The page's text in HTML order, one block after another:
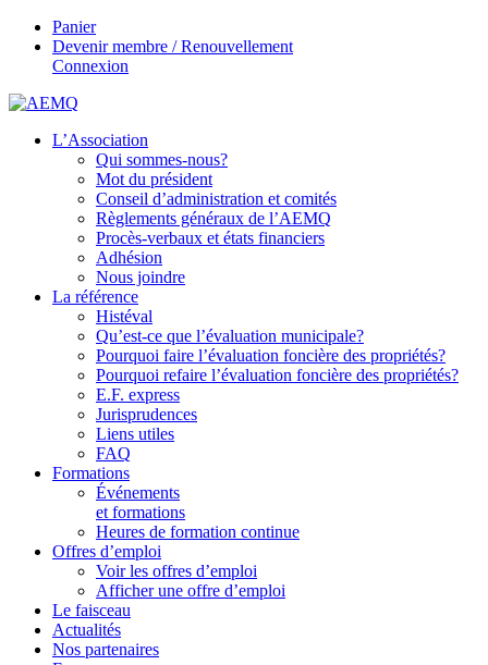
Panier
Devenir membre / Renouvellement
Connexion
L’Association
Qui sommes-nous?
Mot du président
Conseil d’administration et comités
Règlements généraux de l’AEMQ
Procès-verbaux et états financiers
Adhésion
Nous joindre
La référence
Histéval
Qu’est-ce que l’évaluation municipale?
Pourquoi faire l’évaluation foncière des propriétés?
Pourquoi refaire l’évaluation foncière des propriétés?
E.F. express
Jurisprudences
Liens utiles
FAQ
Formations
Événements
et formations
Heures de formation continue
Offres d’emploi
Voir les offres d’emploi
Afficher une offre d’emploi
Le faisceau
Actualités
Nos partenaires